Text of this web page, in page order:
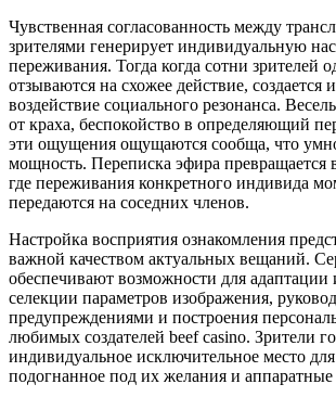
Чувственная согласованность между
зрителями генерирует индивидуальную
переживания. Тогда когда сотни зрителей
отзываются на схожее действие, создается
воздействие социального резонанса.
от краха, беспокойство в определяющий
эти ощущения ощущаются сообща, что
мощность. Переписка эфира превращается
где переживания конкретного индивида
передаются на соседних членов.
Настройка восприятия ознакомления
важной качеством актуальных вещаний.
обеспечивают возможности для адаптации
селекции параметров изображения,
предупреждениями и построения
любимых создателей beef casino. Зрители
индивидуальное исключительное место
подогнанное под их желания и аппаратные